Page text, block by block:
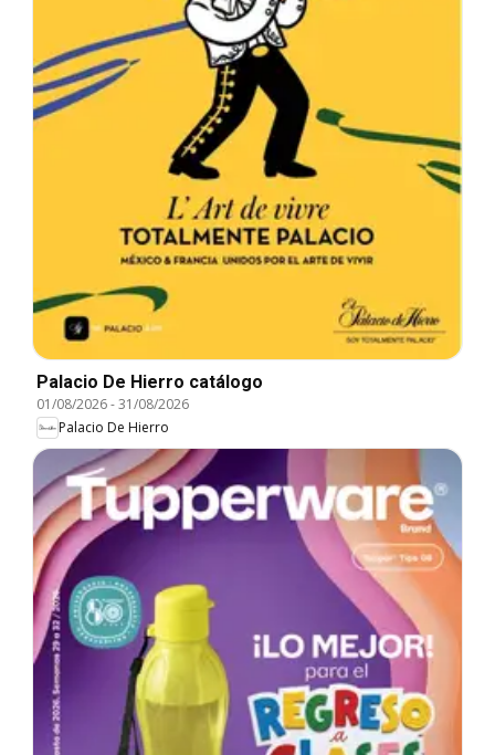
Palacio De Hierro catálogo
01/08/2026-31/08/2026
Palacio De Hierro